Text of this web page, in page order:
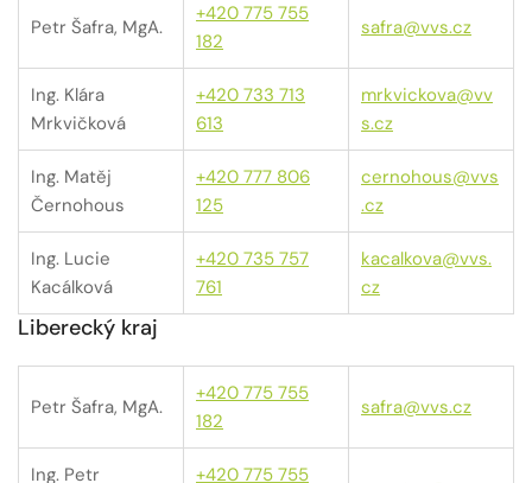
Petr Šafra, MgA.
+420 775 755
182
safra@vvs.cz
Ing. Klára
Mrkvičková
+420 733 713
613
mrkvickova@vv
s.cz
Ing. Matěj
Černohous
+420 777 806
125
cernohous@vvs
.cz
Ing. Lucie
Kacálková
+420 735 757
761
kacalkova@vvs.
cz
Liberecký kraj
Petr Šafra, MgA.
+420 775 755
182
safra@vvs.cz
Ing. Petr
+420 775 755